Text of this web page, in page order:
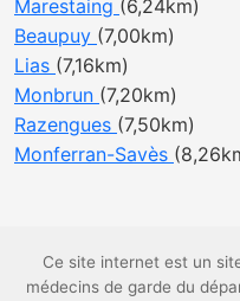
Marestaing (6,24km)
Beaupuy (7,00km)
Lias (7,16km)
Monbrun (7,20km)
Razengues (7,50km)
Monferran-Savès
Ce site internet est un
médecins de garde du